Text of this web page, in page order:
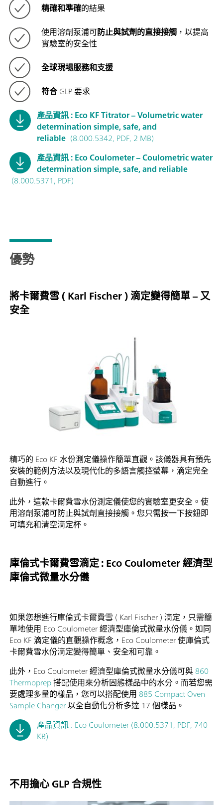
精確和準確的結果
使用溶劑泵浦可防止與試劑的直接接觸 ，以提高
實驗室的安全性
全球現場服務和支援
符合GLP 要求
產品資訊 : Eco KF Titrator – Volumetric water
determination simple, safe, and
reliable (8.000.5342, PDF, 2 MB)
產品資訊 : Eco Coulometer – Coulometric water
determination simple, safe, and reliable
(8.000.5371, PDF)
優勢
將卡爾費雪 ( Karl Fischer ) 滴定變得簡單 – 又
安全
精巧的 Eco KF 水份測定儀操作簡單直觀。該儀器具有預先
安裝的範例方法以及現代化的多語言觸控螢幕，滴定完全
自動進行。
此外，這款卡爾費雪水份測定儀使您的實驗室更安全。使
用溶劑泵浦可防止與試劑直接接觸。您只需按一下按鈕即
可填充和清空滴定杯。
庫倫式卡爾費雪滴定 : Eco Coulometer 經濟型
庫倫式微量水分儀
如果您想進行庫倫式卡爾費雪 ( Karl Fischer ) 滴定，只需簡
單地使用 Eco Coulometer 經濟型庫倫式微量水份儀。如同
Eco KF 滴定儀的直觀操作概念，Eco Coulometer 使庫倫式
卡爾費雪水份滴定變得簡單、安全和可靠。
此外，Eco Coulometer 經濟型庫倫式微量水分儀可與860
Thermoprep搭配使用來分析固態樣品中的水分。而若您需
要處理多量的樣品，您可以搭配使用 885 Compact Oven
Sample Changer以全自動化分析多達 17 個樣品。
產品資訊 : Eco Coulometer (8.000.5371, PDF, 740
KB)
不用擔心 GLP 合規性